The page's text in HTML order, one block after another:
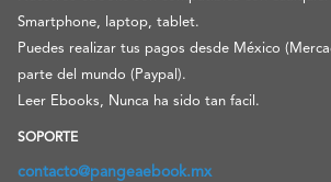
Smartphone, laptop, tablet.
Puedes realizar tus pagos desde México
parte del mundo (Paypal).
Leer Ebooks, Nunca ha sido tan facil.
SOPORTE
contacto@pangeaebook.mx